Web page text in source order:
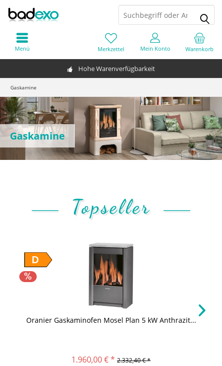
Hohe Warenverfügbarkeit
Warenkorb
Merkzettel Mein Konto
Menü
Gaskamine
Gaskamine
Topseller
D
Oranier Gaskaminofen Mosel Plan 5 kW Anthrazit...
1.960,00 € * 2.332,40 € *